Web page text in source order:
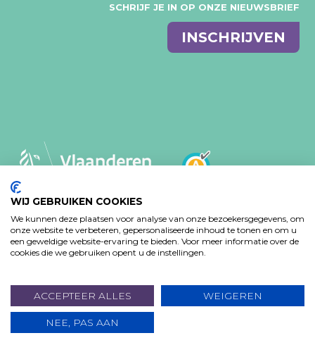
DOE EEN GIFT
SCHRIJF JE IN OP ONZE NIEUWSBRIEF
E-
mail
INSCHRIJVEN
MVO-BELEID
PRIVACY VERKLARING
TOEGANKELIJKHEIDSVERKLARING
www.koba.be
WIJ GEBRUIKEN COOKIES
We kunnen deze plaatsen voor analyse van onze bezoekersgegevens, om
onze website te verbeteren, gepersonaliseerde inhoud te tonen en om u
een geweldige website-ervaring te bieden. Voor meer informatie over de
cookies die we gebruiken opent u de instellingen.
ACCEPTEER ALLES WEIGEREN
NEE, PAS AAN